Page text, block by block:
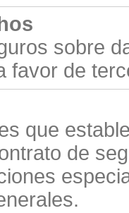
sobre
favor de
que
de